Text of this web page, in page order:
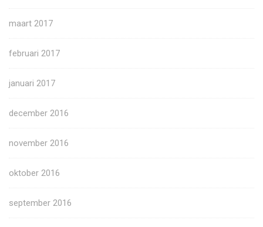
maart 2017
februari 2017
januari 2017
december 2016
november 2016
oktober 2016
september 2016